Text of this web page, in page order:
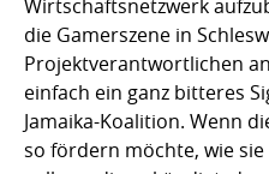
Wirtschaftsnetzwerk
die Gamerszene in
Projektverantwortlichen
einfach ein ganz bitteres
Jamaika-Koalition. Wenn
so fördern möchte, wie